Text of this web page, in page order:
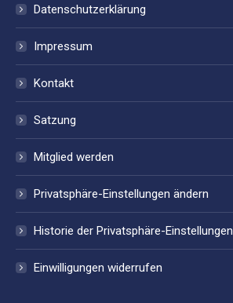
Datenschutzerklärung
Impressum
Kontakt
Satzung
Mitglied werden
Privatsphäre-Einstellungen ändern
Historie der Privatsphäre-Einstellungen
Einwilligungen widerrufen